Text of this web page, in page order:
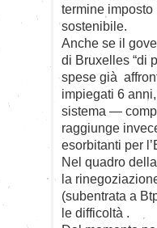
termine
sostenibile.
Anche se il
di Bruxelles “di
spese già
impiegati 6
sistema —
raggiunge
esorbitanti per
Nel quadro
la
(subentrata a
le difficoltà .